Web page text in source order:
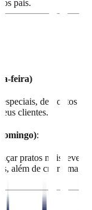
os pais.
feira)
descontos
clientes.
:
pratos mais leves
além de criar uma